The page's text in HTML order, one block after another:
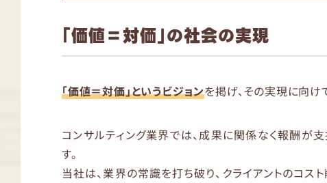
「価値＝対価」の社会の実現
「価値＝対価」というビジョンを掲げ、その実現に向け
コンサルティング業界では、成果に関係なく報酬が
す。
当社は、業界の常識を打ち破り、クライアントのコス